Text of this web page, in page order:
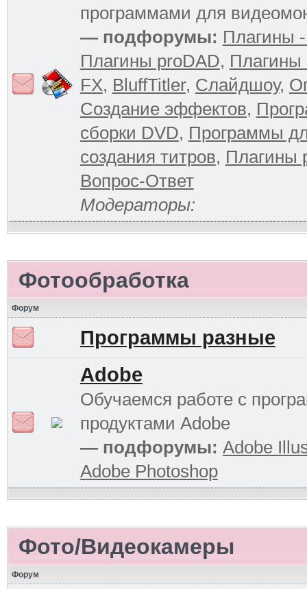
программами для
— подфорумы: Плагины
Плагины proDAD, Плагины
FX, BluffTitler, Слайдшоу,
Создание эффектов,
сборки DVD, Программы
создания титров, Плагины
Вопрос-Ответ
Модераторы:
Фотообработка
Форум
Программы разные
Adobe
Обучаемся работе с
продуктами Adobe
— подфорумы: Adobe
Adobe Photoshop
Фото/Видеокамеры
Форум